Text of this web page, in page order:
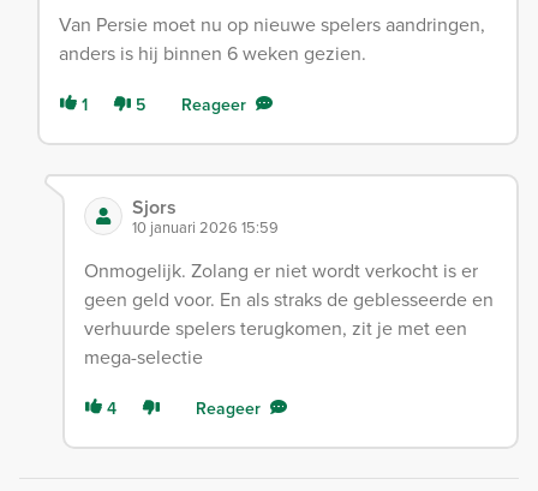
Van Persie moet nu op nieuwe spelers aandringen,
anders is hij binnen 6 weken gezien.
1 5 Reageer
Sjors
10 januari 2026 15:59
Onmogelijk. Zolang er niet wordt verkocht is er
geen geld voor. En als straks de geblesseerde en
verhuurde spelers terugkomen, zit je met een
mega-selectie
4 Reageer